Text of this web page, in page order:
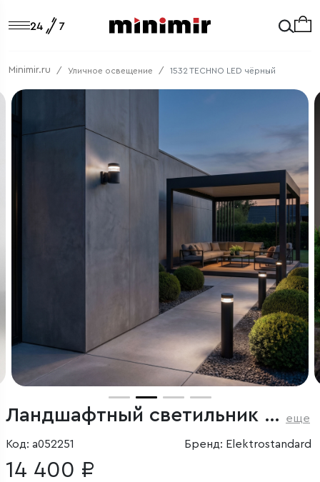
Minimir.ru Уличное освещение 1532 TECHNO LED чёрный
Ландшафтный светильник IP65 еще
Код: a052251 Бренд: Elektrostandard
14 400 ₽